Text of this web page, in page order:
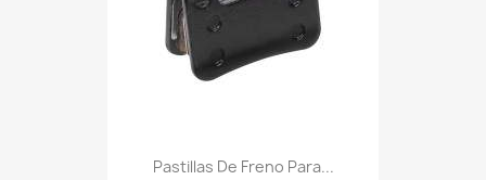
Pastillas De Freno Para...